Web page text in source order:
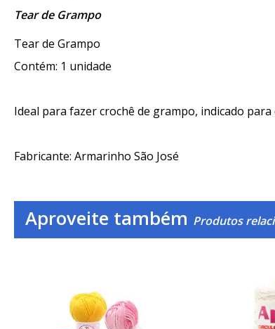
Tear de Grampo
Tear de Grampo
Contém: 1 unidade
Ideal para fazer crochê de grampo, indicado
Fabricante: Armarinho São José
Aproveite também Produtos